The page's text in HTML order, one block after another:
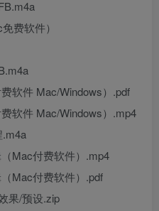
费软件）
软件 Mac/Windows）.pdf
软件 Mac/Windows）.mp4
.m4a
（Mac付费软件）.mp4
（Mac付费软件）.pdf
果/预设.zip